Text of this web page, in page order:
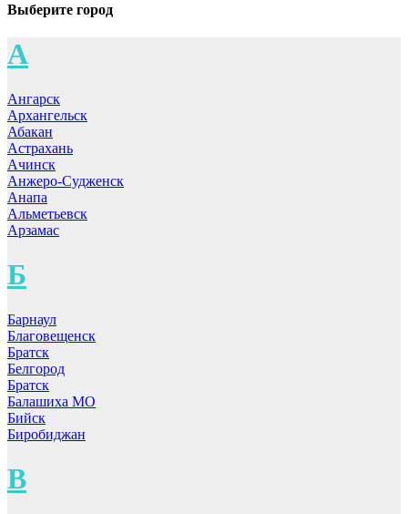
Выберите город
А
Ангарск
Архангельск
Абакан
Астрахань
Ачинск
Анжеро-Судженск
Анапа
Альметьевск
Арзамас
Б
Барнаул
Благовещенск
Братск
Белгород
Братск
Балашиха МО
Бийск
Биробиджан
В